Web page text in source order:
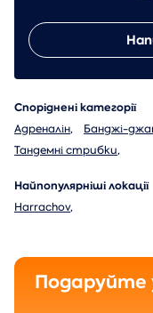
Споріднені категорії
Адреналін, Банджі-
Тандемні стрибки,
Найпопулярніші локації
Harrachov,
Подаруйте